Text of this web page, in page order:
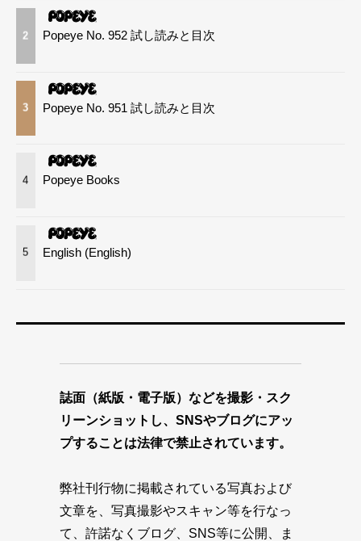
2 Popeye No. 952 試し読みと目次
3 Popeye No. 951 試し読みと目次
4 Popeye Books
5 English (English)
誌面（紙版・電子版）などを撮影・スク
リーンショットし、SNSやブログにアッ
プすることは法律で禁止されています。
弊社刊行物に掲載されている写真および
文章を、写真撮影やスキャン等を行なっ
て、許諾なくブログ、SNS等に公開、ま